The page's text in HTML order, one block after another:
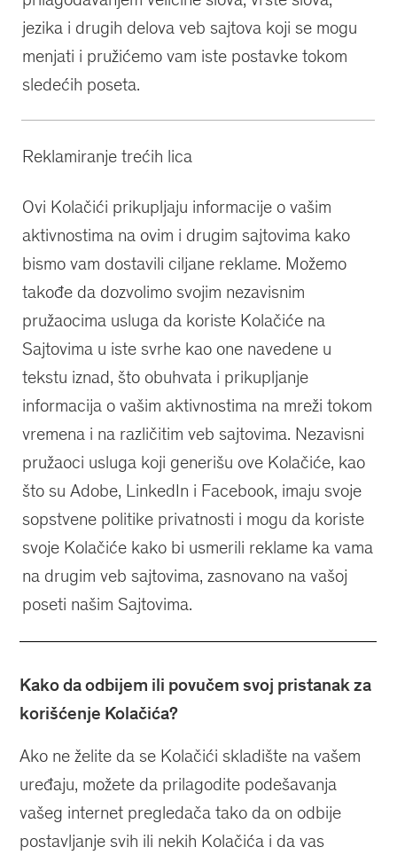
jezika i drugih delova veb sajtova koji se mogu
menjati i pružićemo vam iste postavke tokom
sledećih poseta.
Reklamiranje trećih lica
Ovi Kolačići prikupljaju informacije o vašim
aktivnostima na ovim i drugim sajtovima kako
bismo vam dostavili ciljane reklame. Možemo
takođe da dozvolimo svojim nezavisnim
pružaocima usluga da koriste Kolačiće na
Sajtovima u iste svrhe kao one navedene u
tekstu iznad, što obuhvata i prikupljanje
informacija o vašim aktivnostima na mreži tokom
vremena i na različitim veb sajtovima. Nezavisni
pružaoci usluga koji generišu ove Kolačiće, kao
što su Adobe, LinkedIn i Facebook, imaju svoje
sopstvene politike privatnosti i mogu da koriste
svoje Kolačiće kako bi usmerili reklame ka vama
na drugim veb sajtovima, zasnovano na vašoj
poseti našim Sajtovima.
Kako da odbijem ili povučem svoj pristanak za
korišćenje Kolačića?
Ako ne želite da se Kolačići skladište na vašem
uređaju, možete da prilagodite podešavanja
vašeg internet pregledača tako da on odbije
postavljanje svih ili nekih Kolačića i da vas